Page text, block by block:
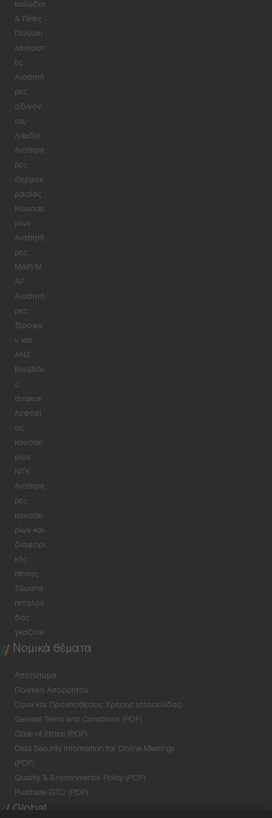
καλώδια
& Πίπες
Πολλαπ
λασιαστ
ές
Αισθητή
ρες
οξυγόν
ου/
Λάμδα
Αισθητή
ρες
Θερμοκ
ρασίας
Καυσαε
ρίων
Αισθητή
ρες
MAP/M
AF
Αισθητή
ρες
Στροφώ
ν και
ΑΝΣ
Βαλβίδε
ς
ανακυκ
λοφορί
ας
καυσαε
ρίων
NTK -
Αισθητή
ρες
καυσαε
ρίων και
διαφορι
κής
πίεσης
Σώματα
πεταλού
δας
γκαζιού
Νομικά θέματα
Αποτύπωμα
Πολιτική Απορρήτου
Όροι και Προϋποθέσεις Χρήσης Ιστοσελίδας
General Terms and Conditions (PDF)
Code of Ethics (PDF)
Data Security Information for Online Meetings
(PDF)
Quality & Environmental Policy (PDF)
Purchase GTC (PDF)
Global